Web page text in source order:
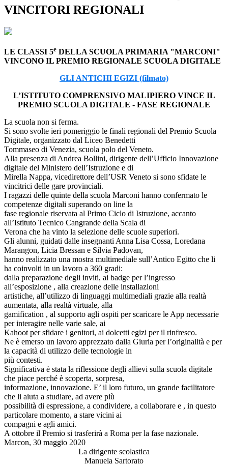
VINCITORI REGIONALI
LE CLASSI 5e DELLA SCUOLA PRIMARIA "MARCONI"
VINCONO IL PREMIO REGIONALE SCUOLA DIGITALE
GLI ANTICHI EGIZI (filmato)
L’ISTITUTO COMPRENSIVO MALIPIERO VINCE IL
PREMIO SCUOLA DIGITALE - FASE REGIONALE
La scuola non si ferma.
Si sono svolte ieri pomeriggio le finali regionali del Premio Scuola
Digitale, organizzato dal Liceo Benedetti
Tommaseo di Venezia, scuola polo del Veneto.
Alla presenza di Andrea Bollini, dirigente dell’Ufficio Innovazione
digitale del Ministero dell’Istruzione e di
Mirella Nappa, vicedirettore dell’USR Veneto si sono sfidate le
vincitrici delle gare provinciali.
I ragazzi delle quinte della scuola Marconi hanno confermato le
competenze digitali superando on line la
fase regionale riservata al Primo Ciclo di Istruzione, accanto
all’Istituto Tecnico Cangrande della Scala di
Verona che ha vinto la selezione delle scuole superiori.
Gli alunni, guidati dalle insegnanti Anna Lisa Cossa, Loredana
Marangon, Licia Bressan e Silvia Padovan,
hanno realizzato una mostra multimediale sull’Antico Egitto che li
ha coinvolti in un lavoro a 360 gradi:
dalla preparazione degli inviti, ai badge per l’ingresso
all’esposizione , alla creazione delle installazioni
artistiche, all’utilizzo di linguaggi multimediali grazie alla realtà
aumentata, alla realtà virtuale, alla
gamification , al supporto agli ospiti per scaricare le App necessarie
per interagire nelle varie sale, ai
Kahoot per sfidare i genitori, ai dolcetti egizi per il rinfresco.
Ne è emerso un lavoro apprezzato dalla Giuria per l’originalità e per
la capacità di utilizzo delle tecnologie in
più contesti.
Significativa è stata la riflessione degli allievi sulla scuola digitale
che piace perché è scoperta, sorpresa,
informazione, innovazione. E’ il loro futuro, un grande facilitatore
che li aiuta a studiare, ad avere più
possibilità di espressione, a condividere, a collaborare e , in questo
particolare momento, a stare vicini ai
compagni e agli amici.
A ottobre il Premio si trasferirà a Roma per la fase nazionale.
Marcon, 30 maggio 2020
La dirigente scolastica
Manuela Sartorato